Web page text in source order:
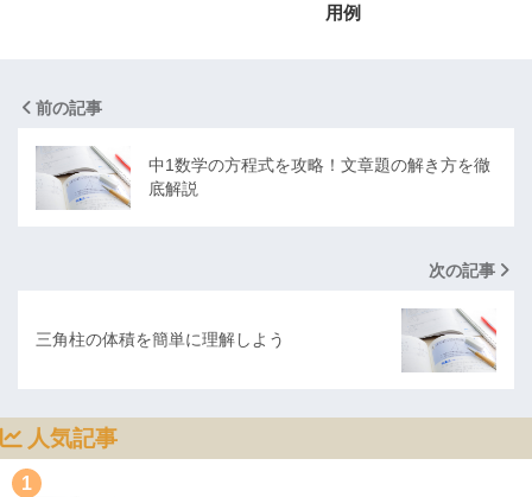
用例
前の記事
中1数学の方程式を攻略！文章題の解き方を徹
底解説
次の記事
三角柱の体積を簡単に理解しよう
人気記事
1